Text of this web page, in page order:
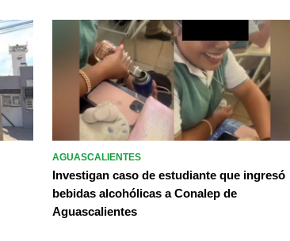
AGUASCALIENTES
Investigan caso de estudiante que ingresó
bebidas alcohólicas a Conalep de
Aguascalientes